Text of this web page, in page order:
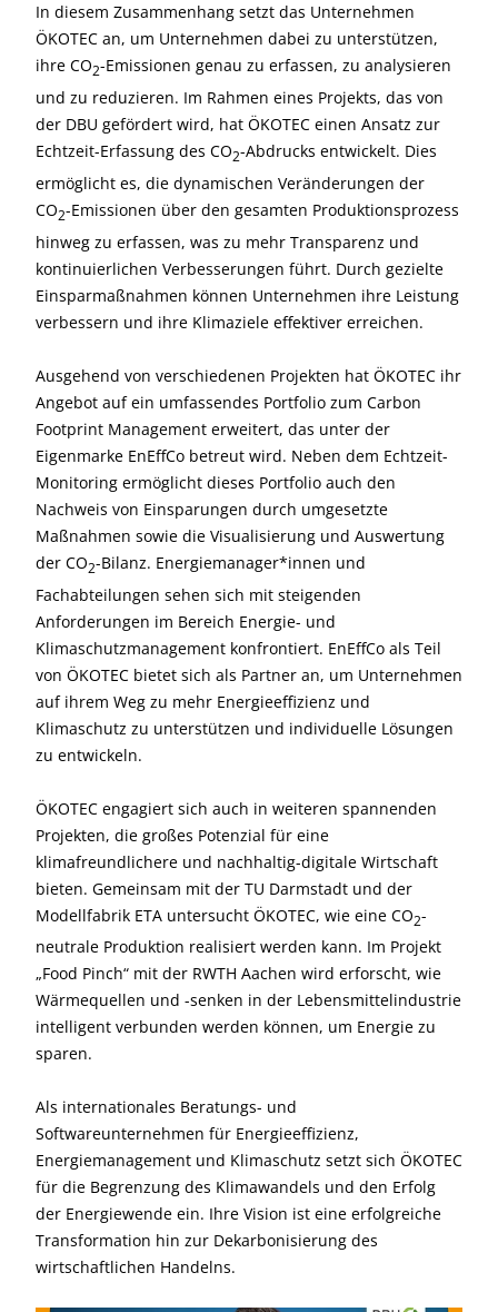
In diesem Zusammenhang setzt das Unternehmen
ÖKOTEC an, um Unternehmen dabei zu unterstützen,
ihre CO2-Emissionen genau zu erfassen, zu analysieren
und zu reduzieren. Im Rahmen eines Projekts, das von
der DBU gefördert wird, hat ÖKOTEC einen Ansatz zur
Echtzeit-Erfassung des CO2-Abdrucks entwickelt. Dies
ermöglicht es, die dynamischen Veränderungen der
CO2-Emissionen über den gesamten Produktionsprozess
hinweg zu erfassen, was zu mehr Transparenz und
kontinuierlichen Verbesserungen führt. Durch gezielte
Einsparmaßnahmen können Unternehmen ihre Leistung
verbessern und ihre Klimaziele effektiver erreichen.
Ausgehend von verschiedenen Projekten hat ÖKOTEC ihr
Angebot auf ein umfassendes Portfolio zum Carbon
Footprint Management erweitert, das unter der
Eigenmarke EnEffCo betreut wird. Neben dem Echtzeit-
Monitoring ermöglicht dieses Portfolio auch den
Nachweis von Einsparungen durch umgesetzte
Maßnahmen sowie die Visualisierung und Auswertung
der CO2-Bilanz. Energiemanager*innen und
Fachabteilungen sehen sich mit steigenden
Anforderungen im Bereich Energie- und
Klimaschutzmanagement konfrontiert. EnEffCo als Teil
von ÖKOTEC bietet sich als Partner an, um Unternehmen
auf ihrem Weg zu mehr Energieeffizienz und
Klimaschutz zu unterstützen und individuelle Lösungen
zu entwickeln.
ÖKOTEC engagiert sich auch in weiteren spannenden
Projekten, die großes Potenzial für eine
klimafreundlichere und nachhaltig-digitale Wirtschaft
bieten. Gemeinsam mit der TU Darmstadt und der
Modellfabrik ETA untersucht ÖKOTEC, wie eine CO2-
neutrale Produktion realisiert werden kann. Im Projekt
„Food Pinch“ mit der RWTH Aachen wird erforscht, wie
Wärmequellen und -senken in der Lebensmittelindustrie
intelligent verbunden werden können, um Energie zu
sparen.
Als internationales Beratungs- und
Softwareunternehmen für Energieeffizienz,
Energiemanagement und Klimaschutz setzt sich ÖKOTEC
für die Begrenzung des Klimawandels und den Erfolg
der Energiewende ein. Ihre Vision ist eine erfolgreiche
Transformation hin zur Dekarbonisierung des
wirtschaftlichen Handelns.